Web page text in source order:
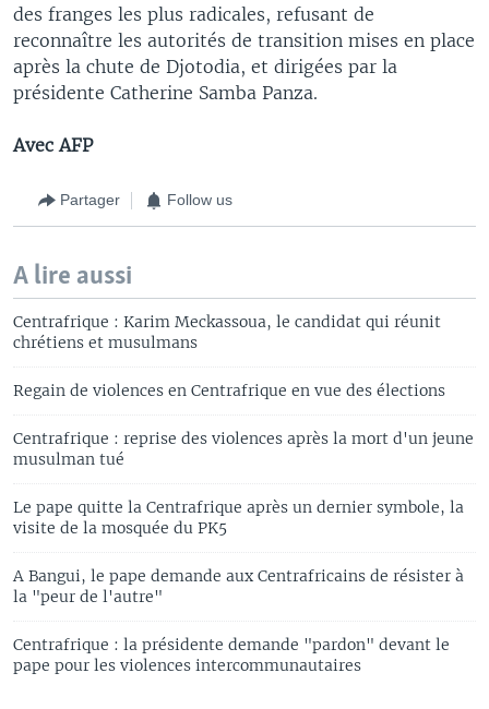
des franges les plus radicales, refusant de
reconnaître les autorités de transition mises en place
après la chute de Djotodia, et dirigées par la
présidente Catherine Samba Panza.
Avec AFP
Partager Follow us
A lire aussi
Centrafrique : Karim Meckassoua, le candidat qui réunit
chrétiens et musulmans
Regain de violences en Centrafrique en vue des élections
Centrafrique : reprise des violences après la mort d'un jeune
musulman tué
Le pape quitte la Centrafrique après un dernier symbole, la
visite de la mosquée du PK5
A Bangui, le pape demande aux Centrafricains de résister à
la "peur de l'autre"
Centrafrique : la présidente demande "pardon" devant le
pape pour les violences intercommunautaires